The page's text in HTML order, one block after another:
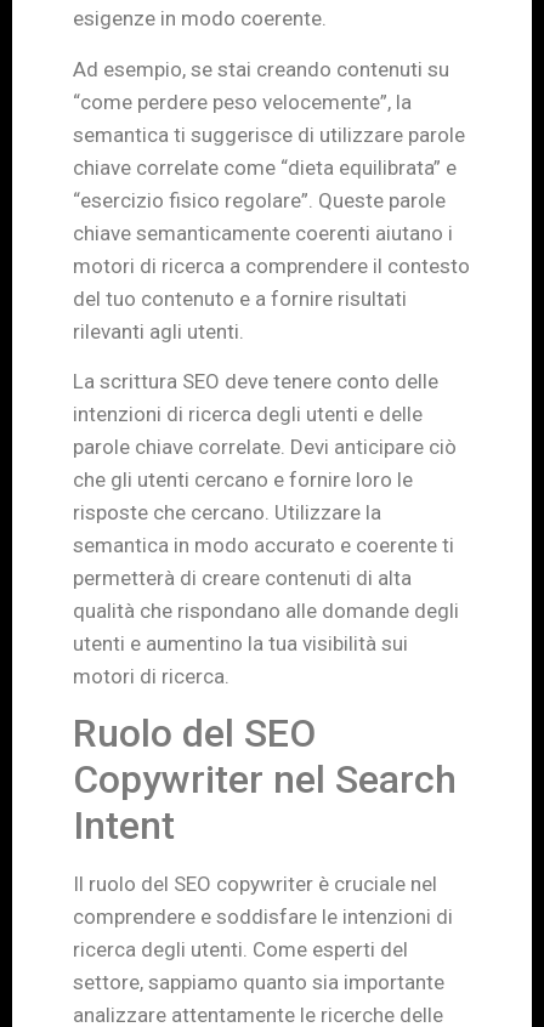
esigenze in modo coerente.
Ad esempio, se stai creando contenuti su
“come perdere peso velocemente”, la
semantica ti suggerisce di utilizzare parole
chiave correlate come “dieta equilibrata” e
“esercizio fisico regolare”. Queste parole
chiave semanticamente coerenti aiutano i
motori di ricerca a comprendere il contesto
del tuo contenuto e a fornire risultati
rilevanti agli utenti.
La scrittura SEO deve tenere conto delle
intenzioni di ricerca degli utenti e delle
parole chiave correlate. Devi anticipare ciò
che gli utenti cercano e fornire loro le
risposte che cercano. Utilizzare la
semantica in modo accurato e coerente ti
permetterà di creare contenuti di alta
qualità che rispondano alle domande degli
utenti e aumentino la tua visibilità sui
motori di ricerca.
Ruolo del SEO
Copywriter nel Search
Intent
Il ruolo del SEO copywriter è cruciale nel
comprendere e soddisfare le intenzioni di
ricerca degli utenti. Come esperti del
settore, sappiamo quanto sia importante
analizzare attentamente le ricerche delle